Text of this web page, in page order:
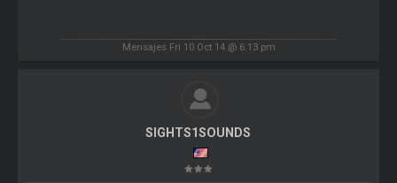
Mensajes Fri 10 Oct 14 @ 6:13 pm
SIGHTS1SOUNDS